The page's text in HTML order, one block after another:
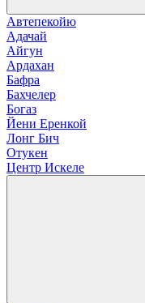
Автепекойю
Адачай
Айгун
Ардахан
Бафра
Бахчелер
Богаз
Йени Еренкой
Лонг Бич
Отукен
Центр Искеле